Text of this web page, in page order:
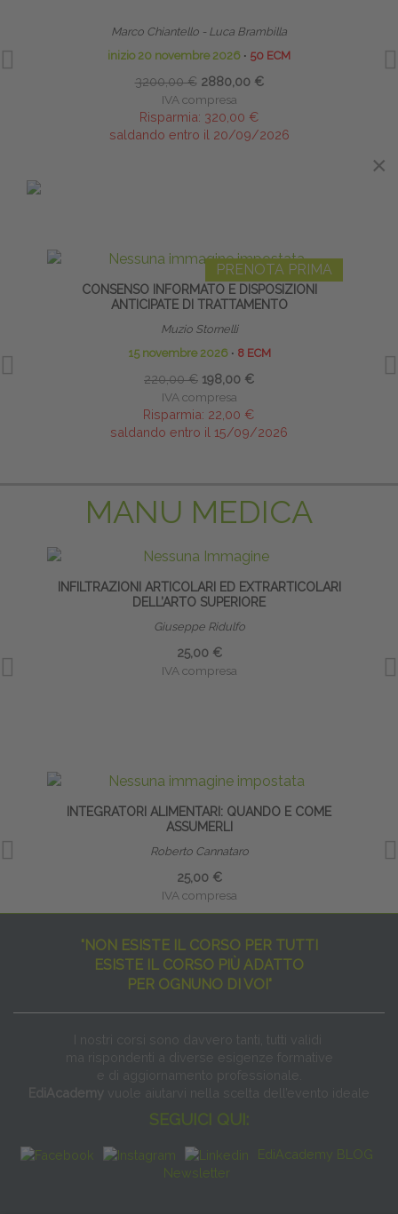
Marco Chiantello - Luca Brambilla
inizio 20 novembre 2026 ∙ 50 ECM
3200,00 € 2880,00 €
IVA compresa
Risparmia: 320,00 €
saldando entro il 20/09/2026
PRENOTA PRIMA
CONSENSO INFORMATO E DISPOSIZIONI
ANTICIPATE DI TRATTAMENTO
Muzio Stornelli
15 novembre 2026 ∙ 8 ECM
220,00 € 198,00 €
IVA compresa
Risparmia: 22,00 €
saldando entro il 15/09/2026
MANU MEDICA
INFILTRAZIONI ARTICOLARI ED EXTRARTICOLARI
DELL’ARTO SUPERIORE
Giuseppe Ridulfo
25,00 €
IVA compresa
INTEGRATORI ALIMENTARI: QUANDO E COME
ASSUMERLI
Roberto Cannataro
25,00 €
IVA compresa
"NON ESISTE IL CORSO PER TUTTI
ESISTE IL CORSO PIÙ ADATTO
PER OGNUNO DI VOI"
I nostri corsi sono davvero tanti, tutti validi
ma rispondenti a diverse esigenze formative
e di aggiornamento professionale.
EdiAcademy vuole aiutarvi nella scelta dell’evento ideale
SEGUICI QUI:
EdiAcademy BLOG
Newsletter
×